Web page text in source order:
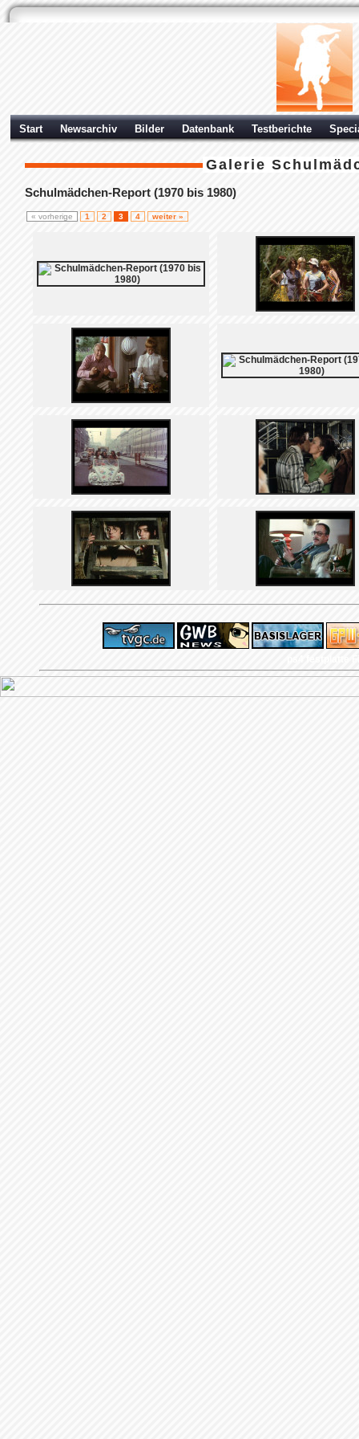
Start Newsarchiv Bilder Datenbank Testberichte
Galerie
Schulmädchen-Report (1970 bis 1980)
« vorherige 1 2 3 4 weiter »